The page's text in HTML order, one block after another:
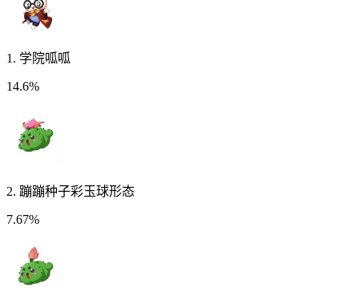
1 . 学院呱呱
14.6%
2. 蹦蹦种子彩玉球形态
7.67%